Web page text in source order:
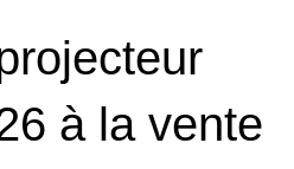
à la vente